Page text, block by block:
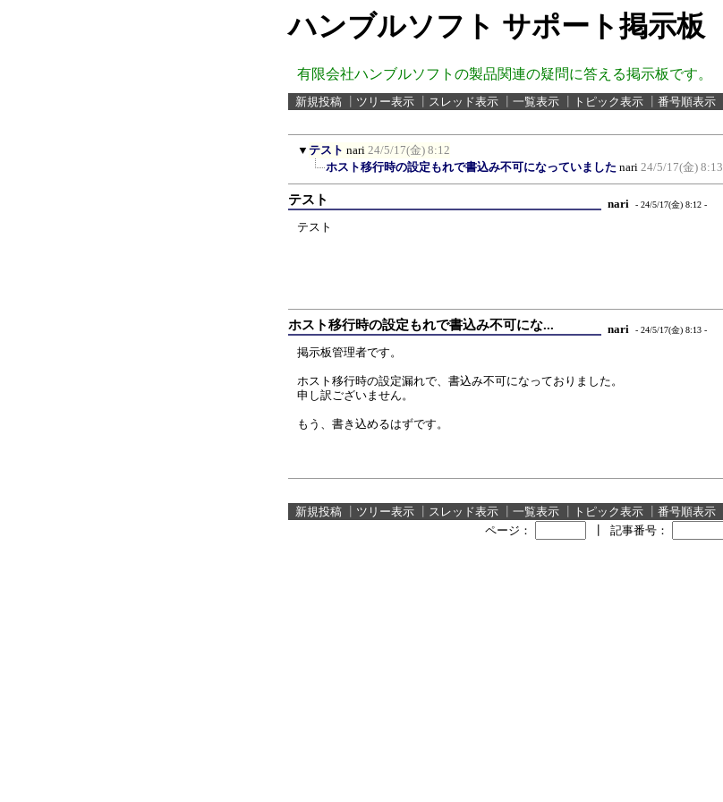
ハンブルソフト サポート掲示板
有限会社ハンブルソフトの製品関連の疑問に答える掲示板です。
新規投稿 ツリー表示 スレッド表示 一覧表示 トピック表示 番号順表示
▼ テスト nari 24/5/17(金) 8:12
ホスト移行時の設定もれで書込み不可になっていました nari 24/5/17(金) 8:13
テスト nari - 24/5/17(金) 8:12 -
テスト
ホスト移行時の設定もれで書込み不可にな... nari - 24/5/17(金) 8:13 -
掲示板管理者です。
ホスト移行時の設定漏れで、書込み不可になっておりました。
申し訳ございません。
もう、書き込めるはずです。
新規投稿
ツリー表示 スレッド表示 一覧表示 トピック表示 番号順表示
ページ：
記事番号：